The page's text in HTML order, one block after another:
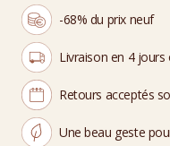
-68% du prix neuf
Livraison en 4
Retours acceptés
Une beau geste